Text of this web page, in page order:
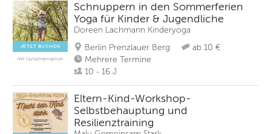
JETZT BUCHEN
mit Gutscheinoption
Schnuppern in den Sommerferien
Yoga für Kinder & Jugendliche
Doreen Lachmann Kinderyoga
Berlin Prenzlauer Berg
ab 10 €
Mehrere Termine
10 - 16 J
Eltern-Kind-Workshop-
Selbstbehauptung und
Resilienztraining